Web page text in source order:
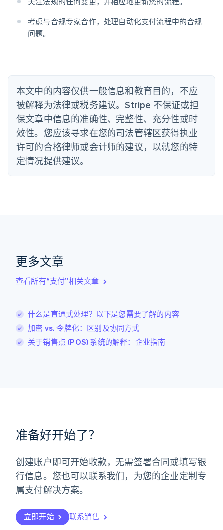
考虑与合规专家合作，处理自动化支付流程中的合规
问题。
本文中的内容仅供一般信息和教育目的，不应
被解释为法律或税务建议。Stripe 不保证或担
保文章中信息的准确性、完整性、充分性或时
效性。您应该寻求在您的司法管辖区获得执业
许可的合格律师或会计师的建议，以就您的特
定情况提供建议。
更多文章
查看所有“支付”相关文章
什么是直通式处理？以下是您需要了解的内容
加密 vs. 令牌化：区别及协同方式
关于销售点 (POS) 系统的解释：企业指南
准备好开始了？
创建账户即可开始收款，无需签署合同或填写银
行信息。您也可以联系我们，为您的企业定制专
属支付解决方案。
立即开始 联系销售
PortuguêsEnglish
保加利亚
English
丹麦
English
德国
DeutschEnglish
法国
FrançaisEnglish
芬兰
EnglishSvenska
English
English
卢森堡
罗马尼亚
English
挪威
葡萄牙
Português English
日本
日本語English
瑞典
瑞士
DeutschFrançais